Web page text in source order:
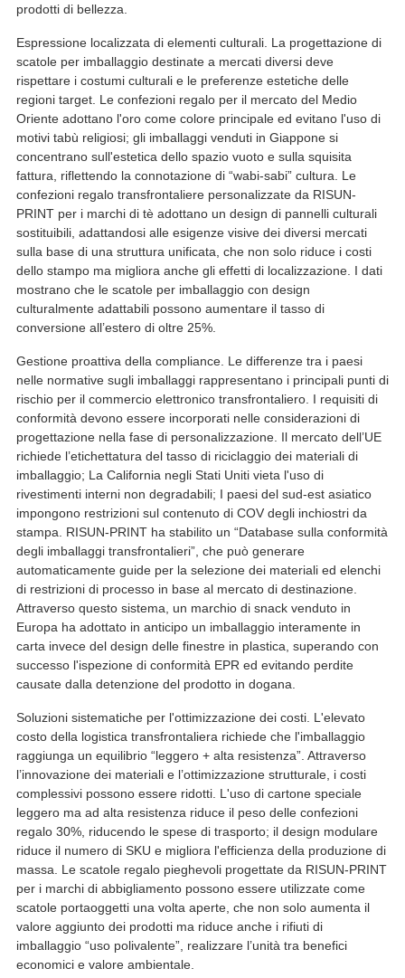
prodotti di bellezza.
Espressione localizzata di elementi culturali. La progettazione di
scatole per imballaggio destinate a mercati diversi deve
rispettare i costumi culturali e le preferenze estetiche delle
regioni target. Le confezioni regalo per il mercato del Medio
Oriente adottano l'oro come colore principale ed evitano l'uso di
motivi tabù religiosi; gli imballaggi venduti in Giappone si
concentrano sull'estetica dello spazio vuoto e sulla squisita
fattura, riflettendo la connotazione di “wabi-sabi” cultura. Le
confezioni regalo transfrontaliere personalizzate da RISUN-
PRINT per i marchi di tè adottano un design di pannelli culturali
sostituibili, adattandosi alle esigenze visive dei diversi mercati
sulla base di una struttura unificata, che non solo riduce i costi
dello stampo ma migliora anche gli effetti di localizzazione. I dati
mostrano che le scatole per imballaggio con design
culturalmente adattabili possono aumentare il tasso di
conversione all’estero di oltre 25%.
Gestione proattiva della compliance. Le differenze tra i paesi
nelle normative sugli imballaggi rappresentano i principali punti di
rischio per il commercio elettronico transfrontaliero. I requisiti di
conformità devono essere incorporati nelle considerazioni di
progettazione nella fase di personalizzazione. Il mercato dell’UE
richiede l’etichettatura del tasso di riciclaggio dei materiali di
imballaggio; La California negli Stati Uniti vieta l'uso di
rivestimenti interni non degradabili; I paesi del sud-est asiatico
impongono restrizioni sul contenuto di COV degli inchiostri da
stampa. RISUN-PRINT ha stabilito un “Database sulla conformità
degli imballaggi transfrontalieri”, che può generare
automaticamente guide per la selezione dei materiali ed elenchi
di restrizioni di processo in base al mercato di destinazione.
Attraverso questo sistema, un marchio di snack venduto in
Europa ha adottato in anticipo un imballaggio interamente in
carta invece del design delle finestre in plastica, superando con
successo l'ispezione di conformità EPR ed evitando perdite
causate dalla detenzione del prodotto in dogana.
Soluzioni sistematiche per l'ottimizzazione dei costi. L'elevato
costo della logistica transfrontaliera richiede che l'imballaggio
raggiunga un equilibrio “leggero + alta resistenza”. Attraverso
l’innovazione dei materiali e l’ottimizzazione strutturale, i costi
complessivi possono essere ridotti. L'uso di cartone speciale
leggero ma ad alta resistenza riduce il peso delle confezioni
regalo 30%, riducendo le spese di trasporto; il design modulare
riduce il numero di SKU e migliora l'efficienza della produzione di
massa. Le scatole regalo pieghevoli progettate da RISUN-PRINT
per i marchi di abbigliamento possono essere utilizzate come
scatole portaoggetti una volta aperte, che non solo aumenta il
valore aggiunto dei prodotti ma riduce anche i rifiuti di
imballaggio “uso polivalente”, realizzare l’unità tra benefici
economici e valore ambientale.